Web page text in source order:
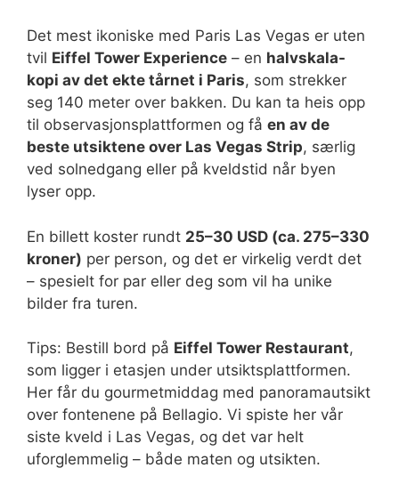
Det mest ikoniske med Paris Las Vegas er uten
tvil Eiffel Tower Experience – en halvskala-
kopi av det ekte tårnet i Paris, som strekker
seg 140 meter over bakken. Du kan ta heis opp
til observasjonsplattformen og få en av de
beste utsiktene over Las Vegas Strip, særlig
ved solnedgang eller på kveldstid når byen
lyser opp.
En billett koster rundt 25–30 USD (ca. 275–330
kroner) per person, og det er virkelig verdt det
– spesielt for par eller deg som vil ha unike
bilder fra turen.
Tips: Bestill bord på Eiffel Tower Restaurant,
som ligger i etasjen under utsiktsplattformen.
Her får du gourmetmiddag med panoramautsikt
over fontenene på Bellagio. Vi spiste her vår
siste kveld i Las Vegas, og det var helt
uforglemmelig – både maten og utsikten.